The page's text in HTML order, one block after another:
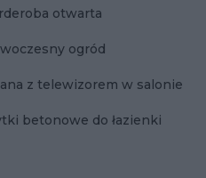
otwarta
ogród
z telewizorem w salonie
betonowe do łazienki